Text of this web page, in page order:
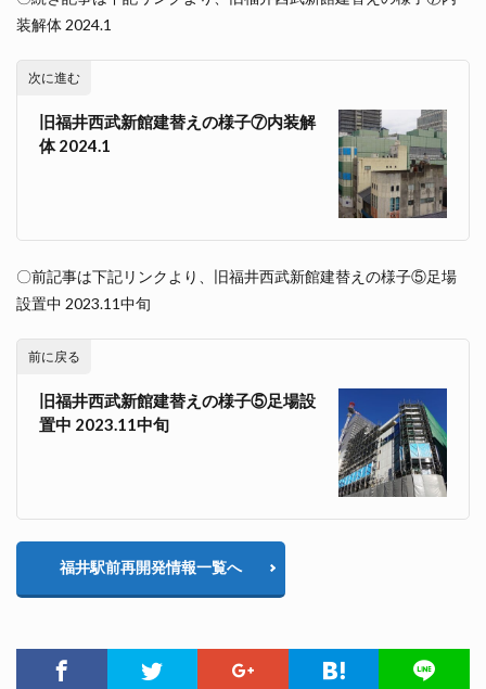
装解体 2024.1
次に進む
旧福井西武新館建替えの様子⑦内装解
体 2024.1
〇前記事は下記リンクより、旧福井西武新館建替えの様子⑤足場
設置中 2023.11中旬
前に戻る
旧福井西武新館建替えの様子⑤足場設
置中 2023.11中旬
福井駅前再開発情報一覧へ